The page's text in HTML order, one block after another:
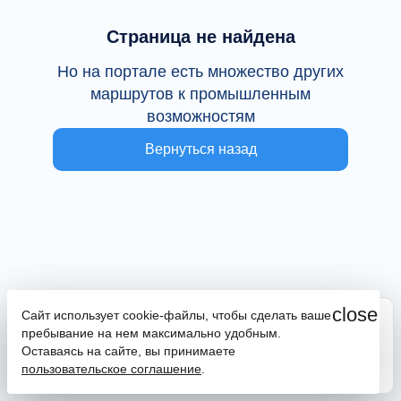
Страница не найдена
Но на портале есть множество других
маршрутов к промышленным
возможностям
Вернуться назад
close
Сайт использует cookie-файлы, чтобы сделать ваше
пребывание на нем максимально удобным.
Оставаясь на сайте, вы принимаете
пользовательское соглашение
Сайт находится в тестовой эксплуатации
В случае наличия ошибок или замечаний просим
сообщить на почтуpromportal@frpkk.ru
написать нам в чатилизаказать обратный звонок